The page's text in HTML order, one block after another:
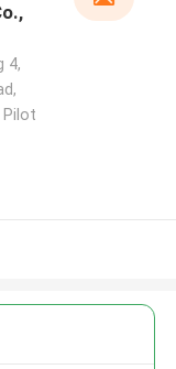
করব!
4,
Pilot